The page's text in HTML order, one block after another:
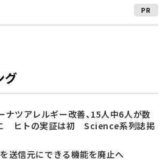
PR
グ
ナツアレルギー改善、15人中6人が数
ヒトの実証は初 Science系列誌掲
送信元にできる機能を廃止へ